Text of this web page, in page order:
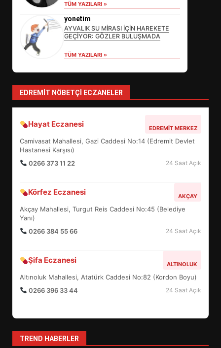
TÜM YAZILARI »
yonetim
AYVALIK SU MİRASI İÇİN HAREKETE
GEÇİYOR: GÖZLER BULUŞMADA
TÜM YAZILARI »
EDREMIT NÖBETÇI ECZANELER
Hayat Eczanesi EDREMIT MERKEZ
Camivasat Mahallesi, Gazi Caddesi No:14 (Edremit Devlet
Hastanesi Karşısı)
0266 373 11 22
24 Saat Açık
Körfez Eczanesi AKÇAY
Akçay Mahallesi, Turgut Reis Caddesi No:45 (Belediye
Yanı)
0266 384 55 66
24 Saat Açık
Şifa Eczanesi ALTINOLUK
Altınoluk Mahallesi, Atatürk Caddesi No:82 (Kordon Boyu)
0266 396 33 44
24 Saat Açık
TREND HABERLER
SÜRDÜRÜLEBİLİRLİKTE NE
DEĞİŞECEK?
4
5
BALIKESİR MÜZELERİNDE SÜRE
UZATILDI: NE DEĞİŞTİ?
6
TURNUVASI KAYITLARI NEYİ
7
YENİ YÖNETİM NASIL
ŞEKİLLENDİ?
1
HAREKETE GEÇİYOR: GÖZLER